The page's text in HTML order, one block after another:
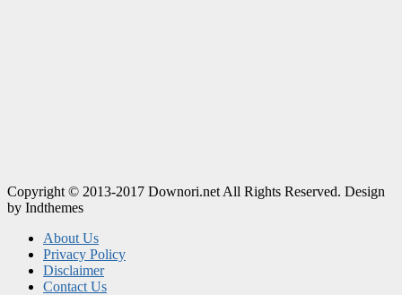
Copyright © 2013-2017 Downori.net All Rights Reserved. Design
by Indthemes
About Us
Privacy Policy
Disclaimer
Contact Us